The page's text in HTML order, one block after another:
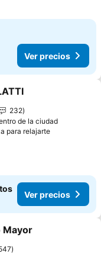
Ver precios
favoritos
232
de la ciudad
para relajarteVer precios
Ver precios
favoritos
Mayor